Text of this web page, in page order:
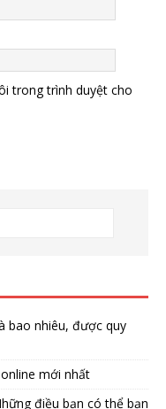
trong trình duyệt cho
bao nhiêu, được quy
mới nhất
điều bạn có thể bạn